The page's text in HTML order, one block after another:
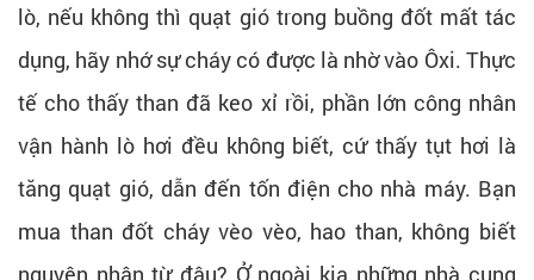
lò, nếu không thì quạt gió trong buồng đốt mất tác
dụng, hãy nhớ sự cháy có được là nhờ vào Ôxi. Thực
tế cho thấy than đã keo xỉ rồi, phần lớn công nhân
vận hành lò hơi đều không biết, cứ thấy tụt hơi là
tăng quạt gió, dẫn đến tốn điện cho nhà máy. Bạn
mua than đốt cháy vèo vèo, hao than, không biết
nguyên nhân từ đâu? Ở ngoài kia những nhà cung